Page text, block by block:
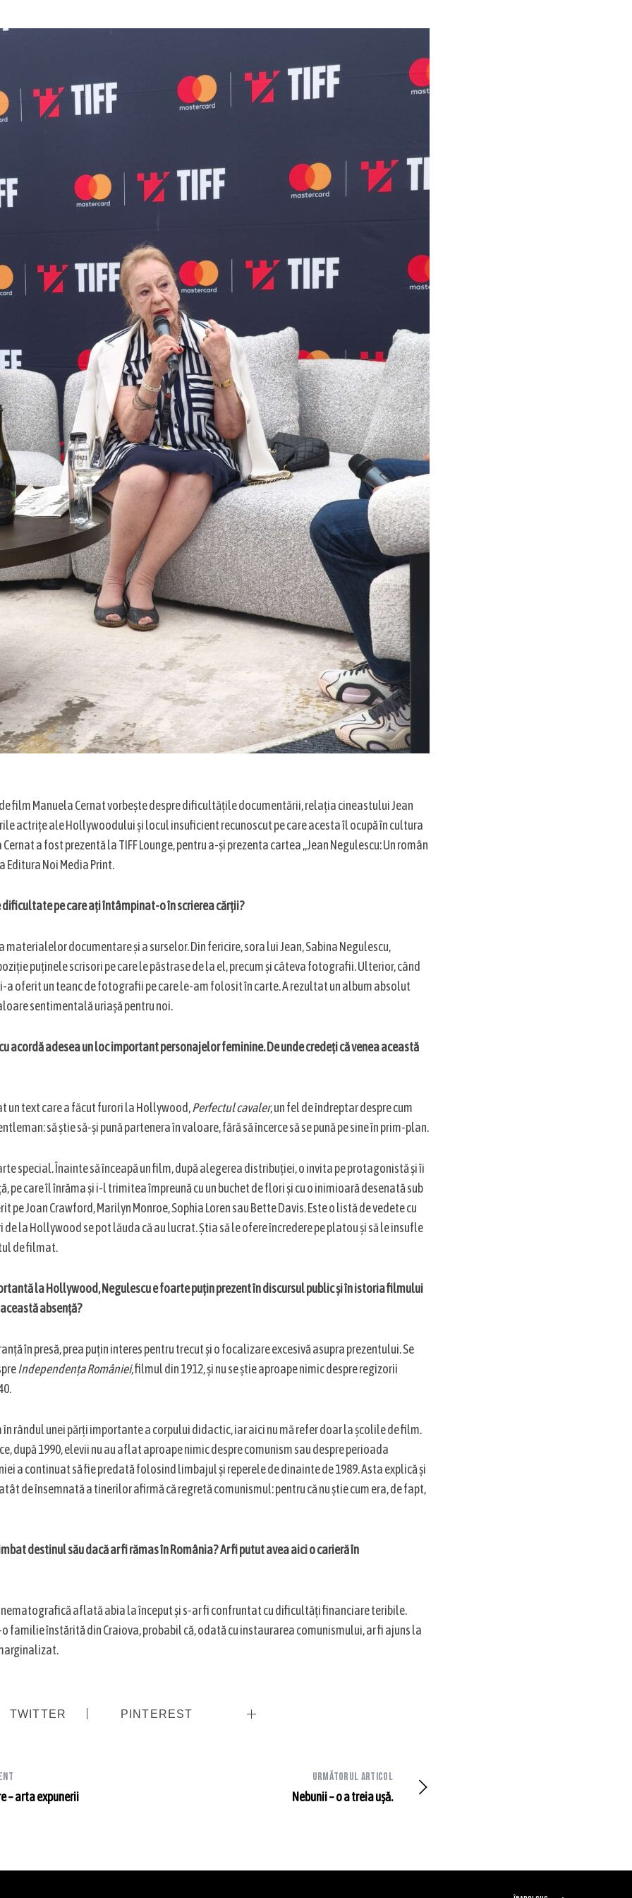
film Manuela Cernat vorbește despre dificultățile documentării, relația cineastului Jean
actrițe ale Hollywoodului și locul insuficient recunoscut pe care acesta îl ocupă în cultura
a fost prezentă la TIFF Lounge, pentru a-și prezenta cartea „Jean Negulescu: Un român
Editura Noi Media Print.
dificultate pe care ați întâmpinat-o în scrierea cărții?
documentare și a surselor. Din fericire, sora lui Jean, Sabina Negulescu,
puținele scrisori pe care le păstrase de la el, precum și câteva fotografii. Ulterior, când
a oferit un teanc de fotografii pe care le-am folosit în carte. A rezultat un album absolut
sentimentală uriașă pentru noi.
acordă adesea un loc important personajelor feminine. De unde credeți că venea această
un text care a făcut furori la Hollywood,Perfectul cavaler, un fel de îndreptar despre cum
să știe să-și pună partenera în valoare, fără să încerce să se pună pe sine în prim-plan.
special. Înainte să înceapă un film, după alegerea distribuției, o invita pe protagonistă și îi
pe care îl înrăma și i-l trimitea împreună cu un buchet de flori și cu o inimioară desenată sub
pe Joan Crawford, Marilyn Monroe, Sophia Loren sau Bette Davis. Este o listă de vedete cu
la Hollywood se pot lăuda că au lucrat. Știa să le ofere încredere pe platou și să le insufle
de filmat.
la Hollywood, Negulescu e foarte puțin prezent în discursul public și în istoria filmului
absență?
în presă, prea puțin interes pentru trecut și o focalizare excesivă asupra prezentului. Se
Independența României, filmul din 1912, și nu se știe aproape nimic despre regizorii
rândul unei părți importante a corpului didactic, iar aici nu mă refer doar la școlile de film.
după 1990, elevii nu au aflat aproape nimic despre comunism sau despre perioada
a continuat să fie predată folosind limbajul și reperele de dinainte de 1989. Asta explică și
de însemnată a tinerilor afirmă că regretă comunismul: pentru că nu știe cum era, de fapt,
destinul său dacă ar fi rămas în România? Ar fi putut avea aici o carieră în
aflată abia la început și s-ar fi confruntat cu dificultăți financiare teribile.
familie înstărită din Craiova, probabil că, odată cu instaurarea comunismului, ar fi ajuns la
TWITTER PINTEREST
– arta expunerii
Următorul articol
Nebunii – o a treia ușǎ.